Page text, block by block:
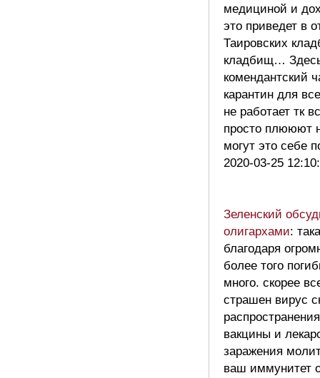
медициной и
это приведет в
Таировских
кладбищ…
комендантский
карантин для
не работает тк
просто
могут это себе
2020-03-25
Зеленский
олигархами:
благодаря
более того
много. скорее
страшен вирус
вакцины и
заражения
ваш иммунитет